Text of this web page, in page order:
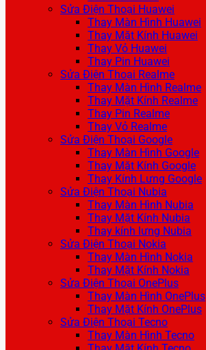
Sửa Điện Thoại Huawei
Thay Màn Hình Huawei
Thay Mặt Kính Huawei
Thay Vỏ Huawei
Thay Pin Huawei
Sửa Điện Thoại Realme
Thay Màn Hình Realme
Thay Mặt Kính Realme
Thay Pin Realme
Thay Vỏ Realme
Sửa Điện Thoại Google
Thay Màn Hình Google
Thay Mặt Kính Google
Thay Kính Lưng Google
Sửa Điện Thoại Nubia
Thay Màn Hình Nubia
Thay Mặt Kính Nubia
Thay kính lưng Nubia
Sửa Điện Thoại Nokia
Thay Màn Hình Nokia
Thay Mặt Kính Nokia
Sửa Điện Thoại OnePlus
Thay Màn Hình OnePlus
Thay Mặt Kính OnePlus
Sửa Điện Thoại Tecno
Thay Màn Hình Tecno